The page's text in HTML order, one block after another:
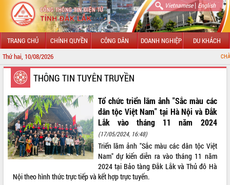
Vietnamese| English
TRANG CHỦ CHÍNH QUYỀN CÔNG DÂN DOANH NGHIỆP DU KHÁCH
Thứ hai, 10/08/2026 CHÀO MỪNG
GIỚI THIỆU
LÃNH ĐẠO UBND TỈNH
TIN TỨC SỰ KIỆN
SỞ, BAN, NGÀNH
UBND CÁC XÃ, PHƯỜNG
THÔNG TIN CHỈ ĐẠO ĐIỀU HÀNH
THÔNG TIN TUYÊN TRUYỀN
Tổ chức triển lãm ảnh "Sắc màu các
dân tộc Việt Nam" tại Hà Nội và Đắk
Lắk vào tháng 11 năm 2024
(17/05/2024, 16:48)
Triển lãm ảnh "Sắc màu các dân tộc Việt
Nam" dự kiến diễn ra vào tháng 11 năm
2024 tại Bảo tàng Đắk Lắk và Thủ đô Hà
Nội theo hình thức trực tiếp và kết hợp trực tuyến.